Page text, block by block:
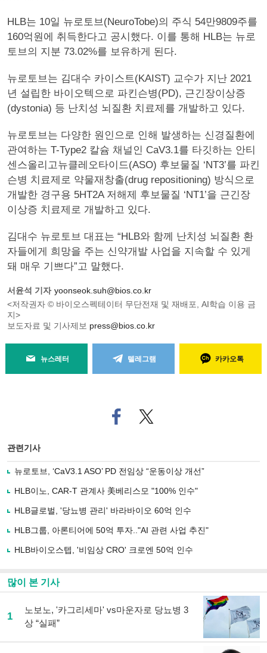
HLB는 10일 뉴로토브(NeuroTobe)의 주식 54만9809주를
160억원에 취득한다고 공시했다. 이를 통해 HLB는 뉴로
토브의 지분 73.02%를 보유하게 된다.
뉴로토브는 김대수 카이스트(KAIST) 교수가 지난 2021
년 설립한 바이오텍으로 파킨슨병(PD), 근긴장이상증
(dystonia) 등 난치성 뇌질환 치료제를 개발하고 있다.
뉴로토브는 다양한 원인으로 인해 발생하는 신경질환에
관여하는 T-Type2 칼슘 채널인 CaV3.1를 타깃하는 안티
센스올리고뉴클레오타이드(ASO) 후보물질 ‘NT3’를 파킨
슨병 치료제로 약물재창출(drug repositioning) 방식으로
개발한 경구용 5HT2A 저해제 후보물질 ‘NT1’을 근긴장
이상증 치료제로 개발하고 있다.
김대수 뉴로토브 대표는 “HLB와 함께 난치성 뇌질환 환
자들에게 희망을 주는 신약개발 사업을 지속할 수 있게
돼 매우 기쁘다”고 말했다.
서윤석 기자 yoonseok.suh@bios.co.kr
<저작권자 © 바이오스펙테이터 무단전재 및 재배포, AI학습 이용 금
지>
보도자료 및 기사제보 press@bios.co.kr
뉴스레터 텔레그램 카카오톡
페
이
로
기
사
유
기
트위
터로
관련기사
뉴로토브, ‘CaV3.1 ASO’ PD 전임상 “운동이상 개선”
HLB이노, CAR-T 관계사 美베리스모 "100% 인수"
HLB글로벌, '당뇨병 관리' 바라바이오 60억 인수
HLB그룹, 아론티어에 50억 투자.."AI 관련 사업 추진"
HLB바이오스텝, '비임상 CRO' 크로엔 50억 인수
많이 본 기사
1
노보노, '카그리세마' vs마운자로 당뇨병 3
상 “실패”